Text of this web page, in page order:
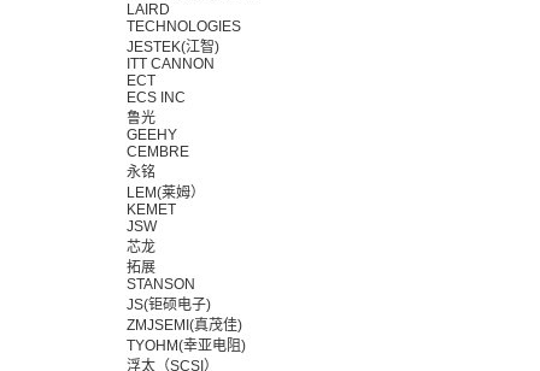
LAIRD
TECHNOLOGIES
JESTEK(江智)
ITT CANNON
ECT
ECS INC
鲁光
GEEHY
CEMBRE
永铭
LEM(莱姆）
KEMET
JSW
芯龙
拓展
STANSON
JS(钜硕电子)
ZMJSEMI(真茂佳)
TYOHM(幸亚电阻)
浮太（SCSI）